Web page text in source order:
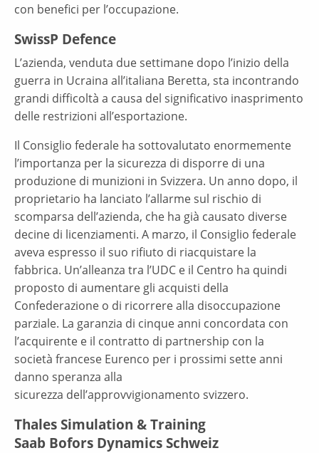
con benefici per l’occupazione.
SwissP Defence
L’azienda, venduta due settimane dopo l’inizio della
guerra in Ucraina all’italiana Beretta, sta incontrando
grandi difficoltà a causa del significativo inasprimento
delle restrizioni all’esportazione.
Il Consiglio federale ha sottovalutato enormemente
l’importanza per la sicurezza di disporre di una
produzione di munizioni in Svizzera. Un anno dopo, il
proprietario ha lanciato l’allarme sul rischio di
scomparsa dell’azienda, che ha già causato diverse
decine di licenziamenti. A marzo, il Consiglio federale
aveva espresso il suo rifiuto di riacquistare la
fabbrica. Un’alleanza tra l’UDC e il Centro ha quindi
proposto di aumentare gli acquisti della
Confederazione o di ricorrere alla disoccupazione
parziale. La garanzia di cinque anni concordata con
l’acquirente e il contratto di partnership con la
società francese Eurenco per i prossimi sette anni
danno speranza alla
sicurezza dell’approvvigionamento svizzero.
Thales Simulation & Training
Saab Bofors Dynamics Schweiz